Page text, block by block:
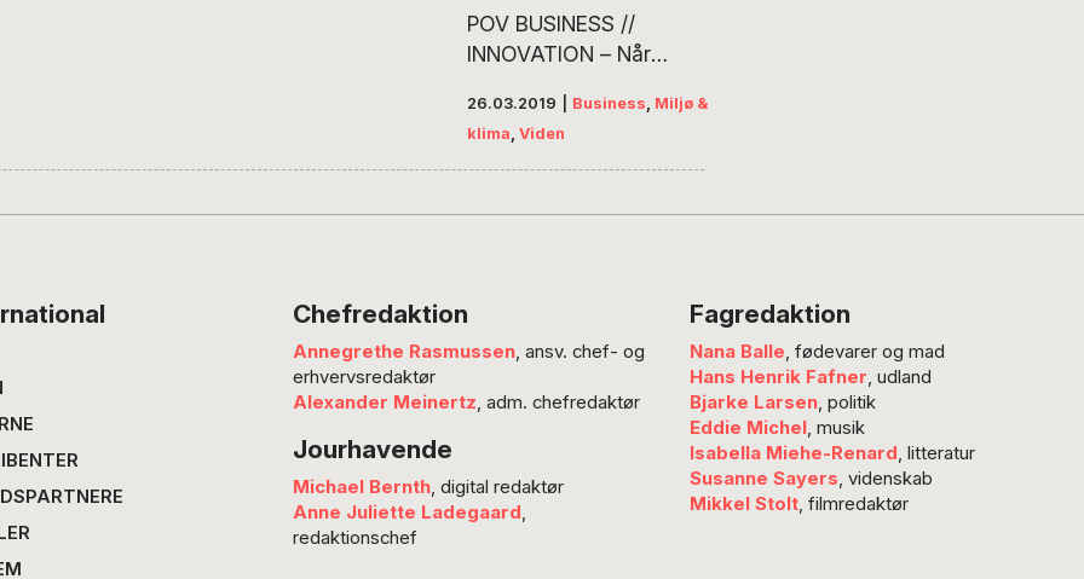
POV BUSINESS //
INNOVATION – Når
koger store mængder ris
til brug i deres produkter,
bliver det ikke brugt alt
overskydende ris til at
producere bæredygtig
vindende kombination,
26.03.2019 Business Miljø &
klima Viden
Chefredaktion
Annegrethe Rasmussen, ansv. chef- og
erhvervsredaktør
Alexander Meinertz, adm. chefredaktør
Jourhavende
Michael Bernth, digital redaktør
Anne Juliette Ladegaard,
redaktionschef
Fagredaktion
Nana Balle, fødevarer og mad
Hans Henrik Fafner, udland
Bjarke Larsen, politik
Eddie Michel, musik
Isabella Miehe-Renard, litteratur
Susanne Sayers, videnskab
Mikkel Stolt, filmredaktør